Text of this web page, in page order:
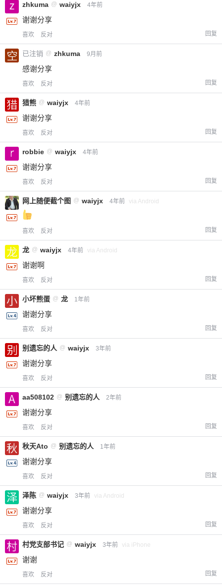
zhkuma @ waiyjx 4年前
谢谢分享
喜欢 反对 回复
已注销 @ zhkuma 9月前
感谢分享
喜欢 反对 回复
猎熊 @ waiyjx 4年前
谢谢分享
喜欢 反对 回复
robbie @ waiyjx 4年前
谢谢分享
喜欢 反对 回复
网上随便截个图 @ waiyjx 4年前 via Android
喜欢 反对 回复
龙 @ waiyjx 4年前 via Android
谢谢啊
喜欢 反对 回复
小坏熊蛋 @ 龙 1年前
谢谢分享
喜欢 反对 回复
别遗忘的人 @ waiyjx 3年前
谢谢分享
喜欢 反对 回复
aa508102 @ 别遗忘的人 2年前
谢谢分享
喜欢 反对 回复
秋天Ato @ 别遗忘的人 1年前
谢谢分享
喜欢 反对 回复
泽陈 @ waiyjx 3年前 via Android
谢谢分享
喜欢 反对 回复
村党支部书记 @ waiyjx 3年前 via iPhone
谢谢
喜欢 反对 回复